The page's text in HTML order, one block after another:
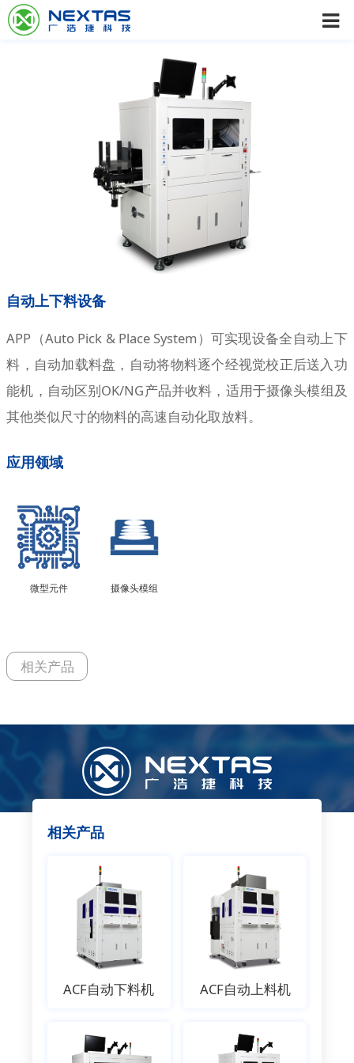
自动上下料设备
APP（Auto Pick & Place System）可实现设备全自动上下
料，自动加载料盘，自动将物料逐个经视觉校正后送入功
能机，自动区别OK/NG产品并收料 ，适用于摄像头模组及
其他类似尺寸的物料的高速自动化取放料。
应用领域
微型元件 摄像头模组
相关产品
相关产品
ACF自动下料机 ACF自动上料机